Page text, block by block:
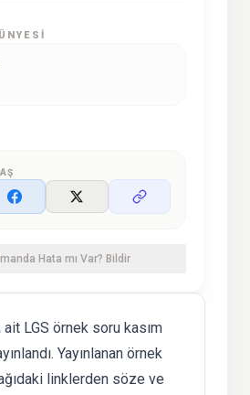
Hata mı Var? Bildir
ait LGS örnek soru kasım
Yayınlanan örnek
linklerden söze ve